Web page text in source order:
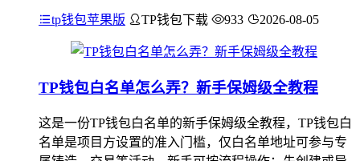
tp钱包苹果版 TP钱包下载 933 2026-08-05
TP钱包白名单怎么弄？新手保姆级全教程
这是一份TP钱包白名单的新手保姆级全教程，TP钱包白
名单是项目方设置的准入门槛，仅白名单地址可参与专